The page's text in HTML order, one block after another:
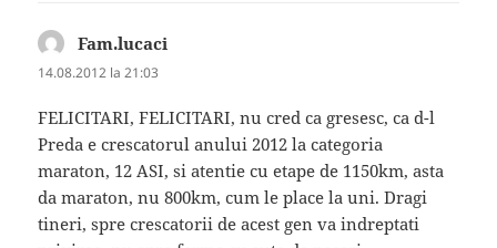
Fam.lucaci
14.08.2012 la 21:03
FELICITARI, FELICITARI, nu cred ca gresesc, ca d-l
Preda e crescatorul anului 2012 la categoria
maraton, 12 ASI, si atentie cu etape de 1150km, asta
da maraton, nu 800km, cum le place la uni. Dragi
tineri, spre crescatorii de acest gen va indreptati